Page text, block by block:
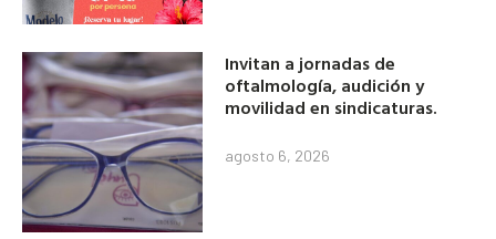
Invitan a jornadas de
oftalmología, audición y
movilidad en sindicaturas.
agosto 6, 2026